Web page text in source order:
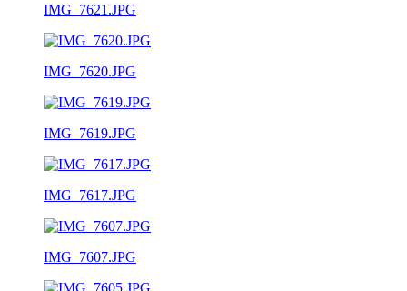
IMG_7621.JPG
IMG_7620.JPG
IMG_7619.JPG
IMG_7617.JPG
IMG_7607.JPG